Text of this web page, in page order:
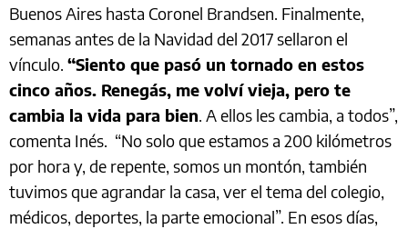
Buenos Aires hasta Coronel Brandsen. Finalmente,
semanas antes de la Navidad del 2017 sellaron el
vínculo. “Siento que pasó un tornado en estos
cinco años. Renegás, me volví vieja, pero te
cambia la vida para bien. A ellos les cambia, a todos”,
comenta Inés. “No solo que estamos a 200 kilómetros
por hora y, de repente, somos un montón, también
tuvimos que agrandar la casa, ver el tema del colegio,
médicos, deportes, la parte emocional”. En esos días,